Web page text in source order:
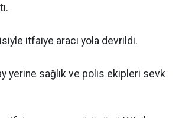
itfaiye aracı yola devrildi.
yerine sağlık ve polis ekipleri sevk